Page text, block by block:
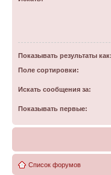
Показывать результаты как:
Поле сортировки:
Искать сообщения за:
Показывать первые:
Список форумов